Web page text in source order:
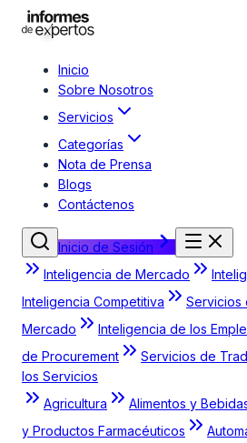
Inicio
Sobre Nosotros
Servicios
Categorías
Nota de Prensa
Blogs
Contáctenos
Inicio de Sesión
Inteligencia de Mercado
Inteligencia Competitiva
Servicios
Mercado
Inteligencia de los
de Procurement
Servicios de
los Servicios
Agricultura
Alimentos y
y Productos Farmacéuticos